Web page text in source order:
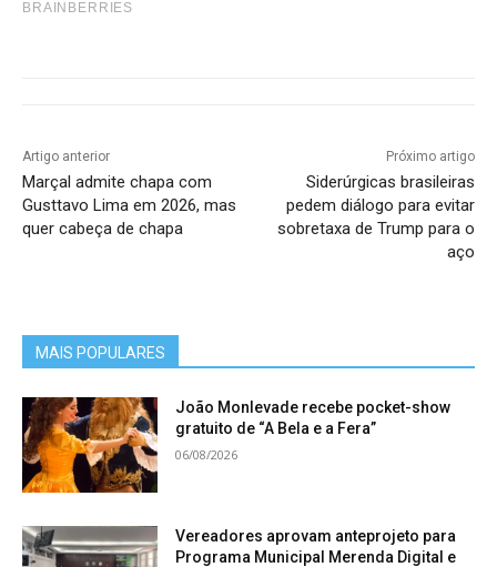
BRAINBERRIES
Artigo anterior
Marçal admite chapa com
Gusttavo Lima em 2026, mas
quer cabeça de chapa
Próximo artigo
Siderúrgicas brasileiras
pedem diálogo para evitar
sobretaxa de Trump para o
aço
MAIS POPULARES
João Monlevade recebe pocket-show
gratuito de “A Bela e a Fera”
06/08/2026
Vereadores aprovam anteprojeto para
Programa Municipal Merenda Digital e